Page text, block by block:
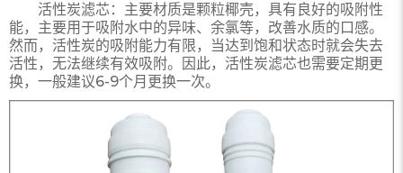
活性炭滤芯： 主要材质是颗粒椰壳，具有良好的吸附性
能，主要用于吸附水中的异味、余氯等，改善水质的口感。
然而，活性炭的吸附能力有限，当达到饱和状态时就会失去
活性，无法继续有效吸附。因此，活性炭滤芯也需要定期更
换，一般建议6-9个月更换一次。